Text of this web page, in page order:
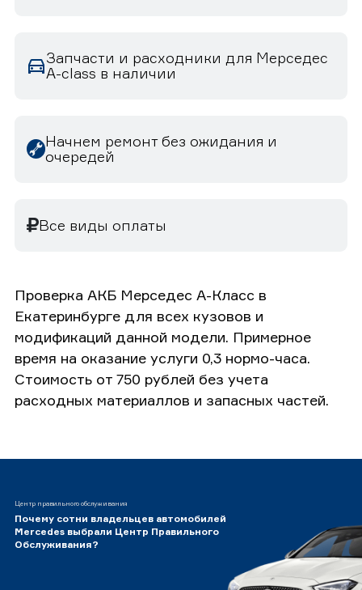
Запчасти и расходники для Мерседес
A-class в наличии
Начнем ремонт без ожидания и
очередей
Все виды оплаты
Проверка АКБ Мерседес А-Класс в
Екатеринбурге для всех кузовов и
модификаций данной модели. Примерное
время на оказание услуги 0,3 нормо-часа.
Стоимость от 750 рублей без учета
расходных материаллов и запасных частей.
Центр правильного обслуживания
Почему сотни владельцев автомобилей
Mercedes выбрали Центр Правильного
Обслуживания?